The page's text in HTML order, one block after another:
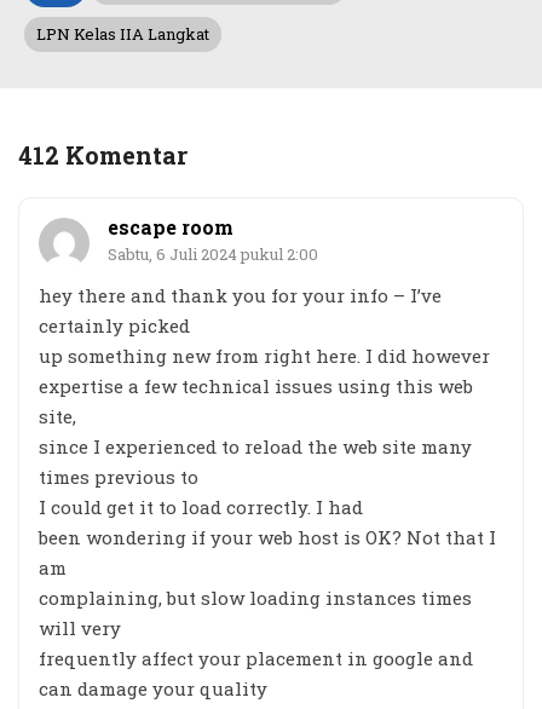
LPN Kelas IIA Langkat
412 Komentar
escape room
Sabtu, 6 Juli 2024 pukul 2:00
hey there and thank you for your info – I’ve
certainly picked
up something new from right here. I did however
expertise a few technical issues using this web
site,
since I experienced to reload the web site many
times previous to
I could get it to load correctly. I had
been wondering if your web host is OK? Not that I
am
complaining, but slow loading instances times
will very
frequently affect your placement in google and
can damage your quality